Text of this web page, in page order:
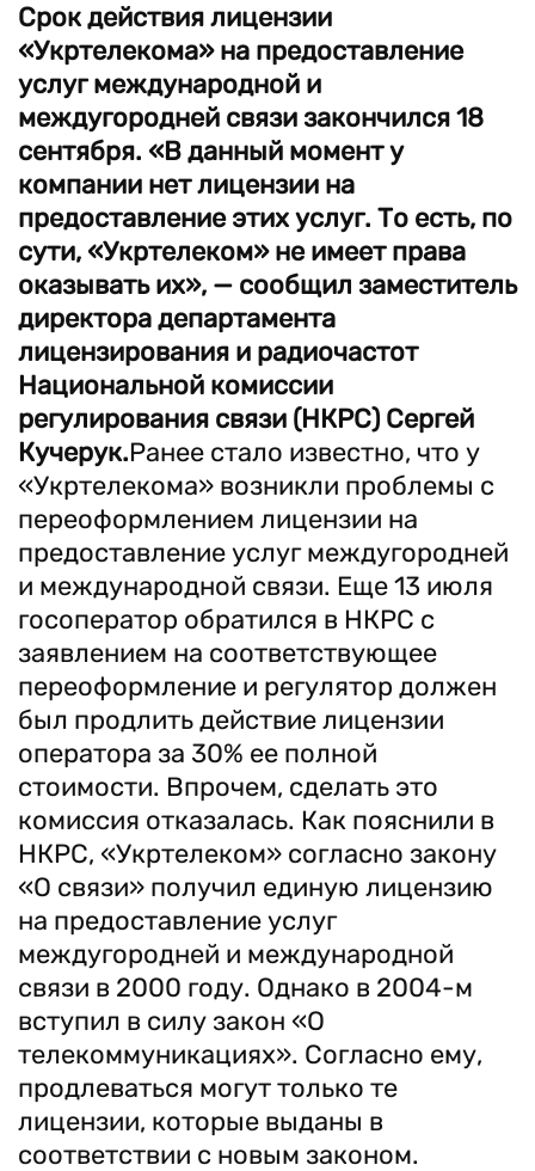
Срок действия лицензии
«Укртелекома» на предоставление
услуг международной и
междугородней связи закончился 18
сентября. «В данный момент у
компании нет лицензии на
предоставление этих услуг. То есть, по
сути, «Укртелеком» не имеет права
оказывать их», — сообщил заместитель
директора департамента
лицензирования и радиочастот
Национальной комиссии
регулирования связи (НКРС) Сергей
Кучерук.Ранее стало известно, что у
«Укртелекома» возникли проблемы с
переоформлением лицензии на
предоставление услуг междугородней
и международной связи. Еще 13 июля
госоператор обратился в НКРС с
заявлением на соответствующее
переоформление и регулятор должен
был продлить действие лицензии
оператора за 30% ее полной
стоимости. Впрочем, сделать это
комиссия отказалась. Как пояснили в
НКРС, «Укртелеком» согласно закону
«О связи» получил единую лицензию
на предоставление услуг
междугородней и международной
связи в 2000 году. Однако в 2004-м
вступил в силу закон «О
телекоммуникациях». Согласно ему,
продлеваться могут только те
лицензии, которые выданы в
соответствии с новым законом.